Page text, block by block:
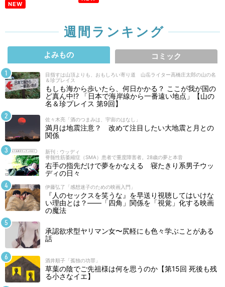
NEW
週間ランキング
よみもの コミック
目指すは山頂よりも、おもしろい寄り道 山岳ライター高橋庄太郎の山の名
＆珍プレイス
もしも海から歩いたら、何日かかる？ ここが我が国の
ど真ん中!? 「日本で海岸線から一番遠い地点」【山の
名＆珍プレイス 第9回】
佐々木亮「酒のつまみは、宇宙のはなし」
満月は地震注意？ 改めて注目したい大地震と月との
関係
新刊 : ウッディ
脊髄性筋萎縮症（SMA）患者で重度障害者。28歳の夢と本音
右手の指先だけで夢をかなえる 寝たきり系男子ウッ
ディの日々
伊藤弘了「感想迷子のための映画入門」
『人のセックスを笑うな』を早送り視聴してはいけな
い理由とは？――「四角」関係を「視覚」化する映画
の魔法
承認欲求型ヤリマン女〜尻軽にも色々学ぶことがある
話
酒井順子「孤独の功罪」
草葉の陰でご先祖様は何を思うのか【第15回 死後も残
る小さなイエ】